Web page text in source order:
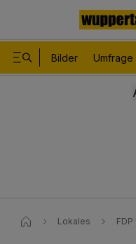
Bilder Umfrage
Lokales